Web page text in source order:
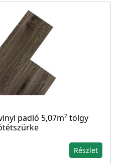
padló 5,07m² tölgy
Részlet